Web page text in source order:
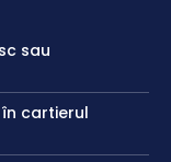
sau
cartierul